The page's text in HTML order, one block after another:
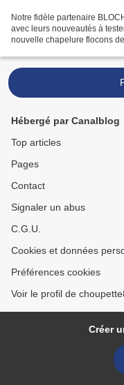
Notre fidèle partenaire
avec leurs nouveautés à
nouvelle chapelure flocons
Hébergé par Canalblog
Top articles
Pages
Contact
Signaler un abus
C.G.U.
Cookies et données
Préférences cookies
Voir le profil de
Créer